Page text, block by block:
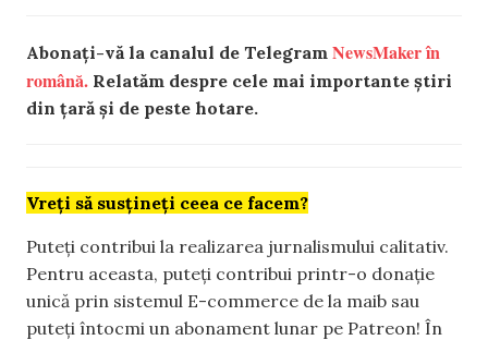
Abonați-vă la canalul de Telegram NewsMaker în
română. Relatăm despre cele mai importante știri
din țară și de peste hotare.
Vreți să susțineți ceea ce facem?
Puteți contribui la realizarea jurnalismului calitativ.
Pentru aceasta, puteți contribui printr-o donație
unică prin sistemul E-commerce de la maib sau
puteți întocmi un abonament lunar pe Patreon! În